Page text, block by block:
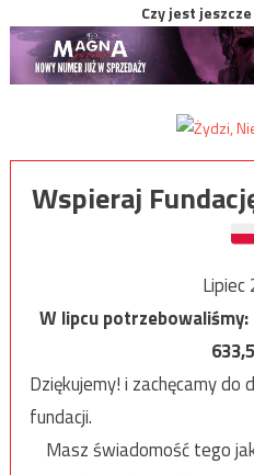
Czy jest
Wspieraj
Lipiec
W lipcu potrzebowaliśmy:
633,5
Dziękujemy! i zachęcamy
fundacji.
Masz świadomość tego